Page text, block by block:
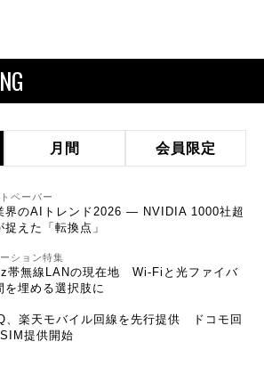
月間 会員限定
ペーパー
界のAIトレンド2026 ― NVIDIA 1000社超
捉えた「転換点」
ション特集
帯無線LANの現在地 Wi-Fiと光ファイバ
を埋める選択肢に
、楽天モバイル回線を先行提供 ドコモ回
提供開始